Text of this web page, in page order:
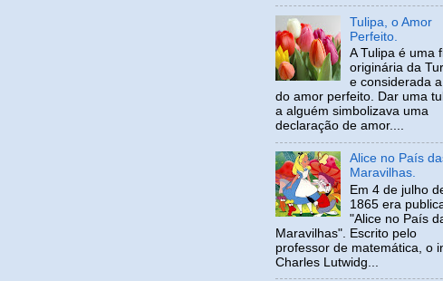
Tulipa, o Amor
Perfeito.
A Tulipa é uma
originária da
e considerada
do amor perfeito. Dar uma
a alguém simbolizava uma
declaração de amor....
Alice no País
Maravilhas.
Em 4 de julho
1865 era
"Alice no País
Maravilhas". Escrito pelo
professor de matemática, o
Charles Lutwidg...